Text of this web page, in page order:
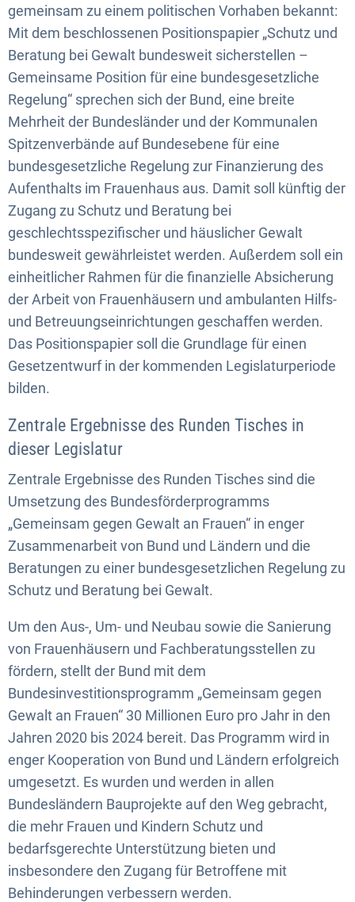
gemeinsam zu einem politischen Vorhaben bekannt:
Mit dem beschlossenen Positionspapier „Schutz und
Beratung bei Gewalt bundesweit sicherstellen –
Gemeinsame Position für eine bundesgesetzliche
Regelung“ sprechen sich der Bund, eine breite
Mehrheit der Bundesländer und der Kommunalen
Spitzenverbände auf Bundesebene für eine
bundesgesetzliche Regelung zur Finanzierung des
Aufenthalts im Frauenhaus aus. Damit soll künftig der
Zugang zu Schutz und Beratung bei
geschlechtsspezifischer und häuslicher Gewalt
bundesweit gewährleistet werden. Außerdem soll ein
einheitlicher Rahmen für die finanzielle Absicherung
der Arbeit von Frauenhäusern und ambulanten Hilfs-
und Betreuungseinrichtungen geschaffen werden.
Das Positionspapier soll die Grundlage für einen
Gesetzentwurf in der kommenden Legislaturperiode
bilden.
Zentrale Ergebnisse des Runden Tisches in
dieser Legislatur
Zentrale Ergebnisse des Runden Tisches sind die
Umsetzung des Bundesförderprogramms
„Gemeinsam gegen Gewalt an Frauen“ in enger
Zusammenarbeit von Bund und Ländern und die
Beratungen zu einer bundesgesetzlichen Regelung zu
Schutz und Beratung bei Gewalt.
Um den Aus-, Um- und Neubau sowie die Sanierung
von Frauenhäusern und Fachberatungsstellen zu
fördern, stellt der Bund mit dem
Bundesinvestitionsprogramm „Gemeinsam gegen
Gewalt an Frauen“ 30 Millionen Euro pro Jahr in den
Jahren 2020 bis 2024 bereit. Das Programm wird in
enger Kooperation von Bund und Ländern erfolgreich
umgesetzt. Es wurden und werden in allen
Bundesländern Bauprojekte auf den Weg gebracht,
die mehr Frauen und Kindern Schutz und
bedarfsgerechte Unterstützung bieten und
insbesondere den Zugang für Betroffene mit
Behinderungen verbessern werden.